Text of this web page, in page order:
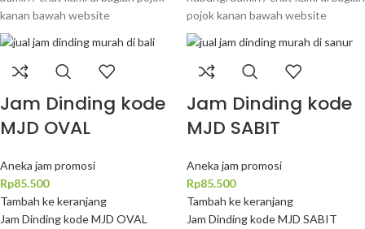
kanan bawah website
pojok kanan bawah website
Jam Dinding kode
MJD OVAL
Aneka jam promosi
Rp85.500
Tambah ke keranjang
Jam Dinding kode MJD OVAL
Jam Dinding kode
MJD SABIT
Aneka jam promosi
Rp85.500
Tambah ke keranjang
Jam Dinding kode MJD SABIT